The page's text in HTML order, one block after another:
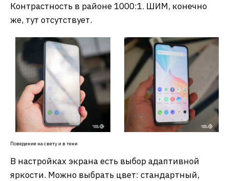
Контрастность в районе 1000:1. ШИМ, конечно
же, тут отсутствует.
Поведение на свету и в тени
В настройках экрана есть выбор адаптивной
яркости. Можно выбрать цвет: стандартный,